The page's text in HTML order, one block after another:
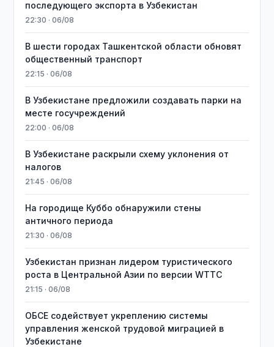
последующего экспорта в Узбекистан
22:30 · 06/08
В шести городах Ташкентской области обновят
общественный транспорт
22:15 · 06/08
В Узбекистане предложили создавать парки на
месте госучреждений
22:00 · 06/08
В Узбекистане раскрыли схему уклонения от
налогов
21:45 · 06/08
На городище Куббо обнаружили стены
античного периода
21:30 · 06/08
Узбекистан признан лидером туристического
роста в Центральной Азии по версии WTTC
21:15 · 06/08
ОБСЕ содействует укреплению системы
управления женской трудовой миграцией в
Узбекистане